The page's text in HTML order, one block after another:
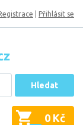
Přihlásit se
Hledat
0 Kč